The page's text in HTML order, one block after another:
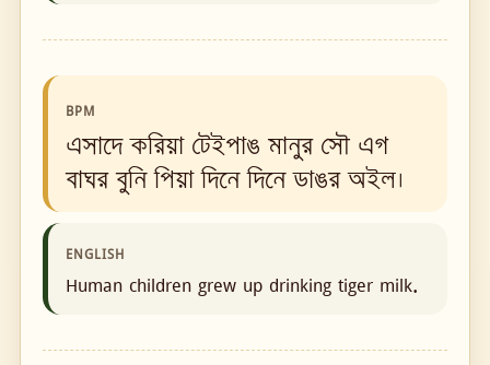
BPM
এসাদে করিয়া টেইপাঙ মানুর সৌ এগ
বাঘর বুনি পিয়া দিনে দিনে ডাঙর অইল।
ENGLISH
Human children grew up drinking tiger milk.